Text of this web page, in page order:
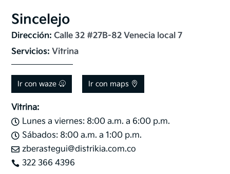
Sincelejo
Dirección: Calle 32 #27B-82 Venecia local 7
Servicios: Vitrina
Ir con waze Ir con maps
Vitrina:
 Lunes a viernes: 8:00 a.m. a 6:00 p.m.
 Sábados: 8:00 a.m. a 1:00 p.m.
 zberastegui@distrikia.com.co
 322 366 4396